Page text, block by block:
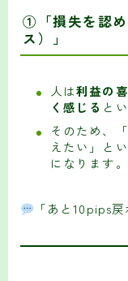
①「損失を認め
ス）」
人は利益の
く感じる と
そのため、
えたい」と
になります。
「あと10pips